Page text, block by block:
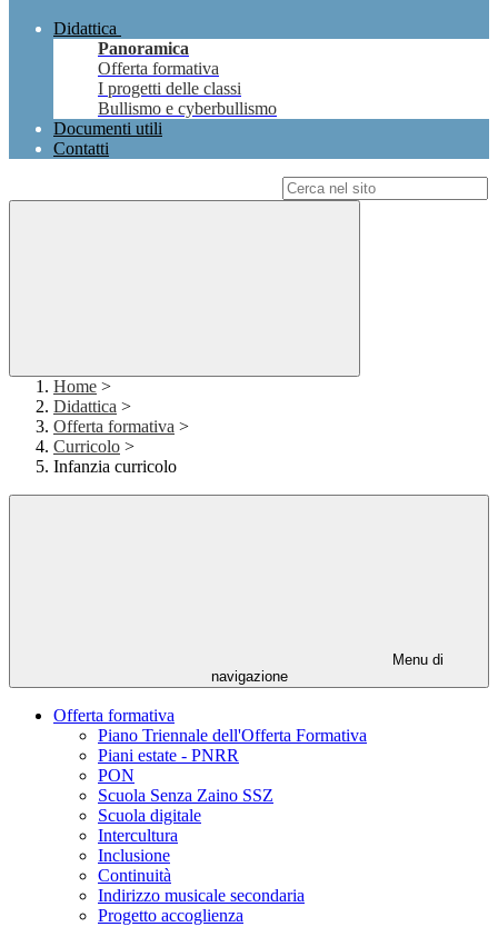
Didattica
Panoramica
Offerta formativa
I progetti delle classi
Bullismo e cyberbullismo
Documenti utili
Contatti
Home >
Didattica >
Offerta formativa >
Curricolo >
Infanzia curricolo
Menu di
navigazione
Offerta formativa
Piano Triennale dell'Offerta Formativa
Piani estate - PNRR
PON
Scuola Senza Zaino SSZ
Scuola digitale
Intercultura
Inclusione
Continuità
Indirizzo musicale secondaria
Progetto accoglienza